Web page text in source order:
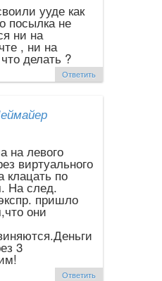
ууде как
посылка не
ни на
, ни на
делать ?
Ответить
на левого
виртуального
клацать по
На след.
пришло
они
3
Ответить